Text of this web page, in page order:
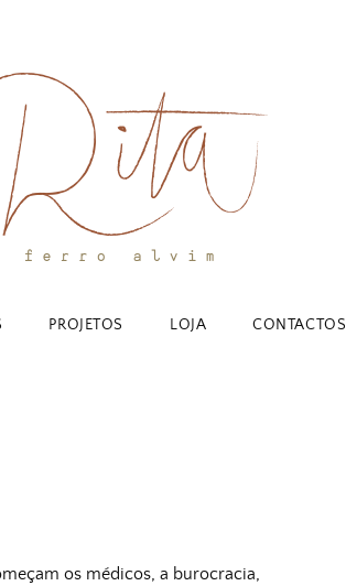
PROJETOS LOJA CONTACTOS
os médicos, a burocracia,